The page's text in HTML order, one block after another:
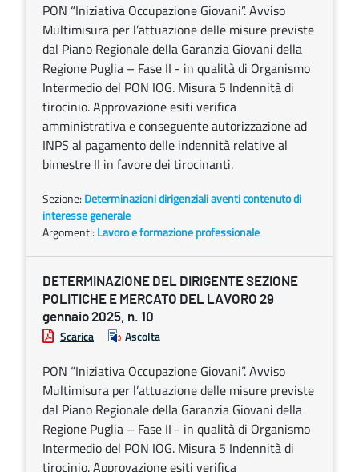
PON “Iniziativa Occupazione Giovani”. Avviso
Multimisura per l’attuazione delle misure previste
dal Piano Regionale della Garanzia Giovani della
Regione Puglia – Fase II - in qualità di Organismo
Intermedio del PON IOG. Misura 5 Indennità di
tirocinio. Approvazione esiti verifica
amministrativa e conseguente autorizzazione ad
INPS al pagamento delle indennità relative al
bimestre II in favore dei tirocinanti.
Sezione: Determinazioni dirigenziali aventi contenuto di
interesse generale
Argomenti: Lavoro e formazione professionale
DETERMINAZIONE DEL DIRIGENTE SEZIONE
POLITICHE E MERCATO DEL LAVORO 29
gennaio 2025, n. 10
Scarica Ascolta
PON “Iniziativa Occupazione Giovani”. Avviso
Multimisura per l’attuazione delle misure previste
dal Piano Regionale della Garanzia Giovani della
Regione Puglia – Fase II - in qualità di Organismo
Intermedio del PON IOG. Misura 5 Indennità di
tirocinio. Approvazione esiti verifica